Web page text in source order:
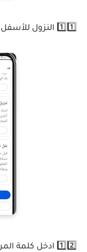
1️⃣1️⃣ النزول للأسفل واختيار متابعة
1️⃣2️⃣ ادخل كلمة المرور لتأكيد الهوية